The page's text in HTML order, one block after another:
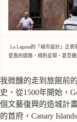
La Laguna的「城市設計」正
垂直的道路，規則呈現，甚至
我微醺的走到旅館前
史，從1500年開始，
個文藝復興的造城計
的首府，Canary